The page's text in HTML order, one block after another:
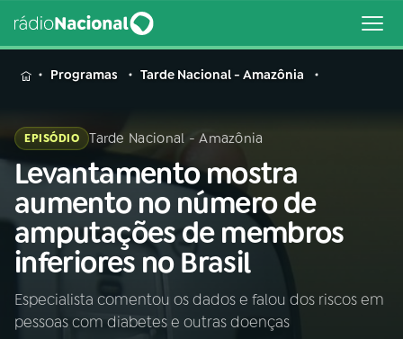
MENU
Buscar
na
Rádio
Nacional
Buscar
AO VIVO
01 INÍCIO
Programas Tarde Nacional - Amazônia
EPISÓDIO Tarde Nacional - Amazônia
Levantamento mostra
aumento no número de
amputações de membros
inferiores no Brasil
Especialista comentou os dados e falou dos riscos em
pessoas com diabetes e outras doenças